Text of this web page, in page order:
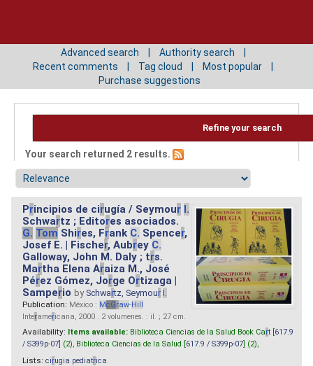
Advanced search
Authority search
Recent comments
Tag cloud
Most popular
Purchase suggestions
Refine your search
Your search returned 2 results.
Principios de cirugía / Seymour I.
Schwartz ; Editores asociados.
G. Tom Shires, Frank C. Spencer,
Josef E. | Fischer, Aubrey C.
Galloway, John M. Daly ; trs.
Martha Elena Araiza M., José
Pérez Gómez, Jorge Ortizaga |
Samperio by Schwartz, Seymour I.
Publication: México : McGraw-Hill
Interamericana, 2000 . 2 volumenes. : il. ; 27 cm.
Availability: Items available: Biblioteca Ciencias de la Salud Book Cart [ 617.9
/ S399p-07 ] (2), Biblioteca Ciencias de la Salud [ 617.9 / S399p-07 ] (2),
Lists: cirugia pediatrica